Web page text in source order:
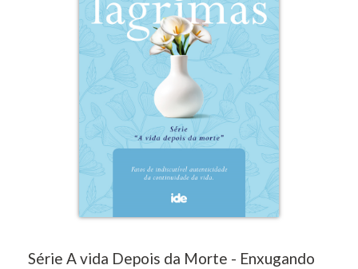
Série A vida Depois da Morte - Enxugando